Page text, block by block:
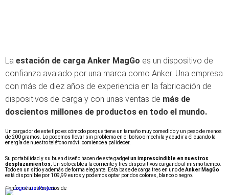
La estación de carga Anker MagGo es un dispositivo de
confianza avalado por una marca como Anker. Una empresa
con más de diez años de experiencia en la fabricación de
dispositivos de carga y con unas ventas de más de
doscientos millones de productos en todo el mundo.
Un cargador de este tipo es cómodo porque tiene un tamaño muy comedido y un peso de menos
de 200 gramos. Lo podemos llevar sin problema en el bolso o mochila y acudir a él cuando la
energía de nuestro teléfono móvil comience a palidecer.
Su portabilidad y su buen diseño hacen de este gadgetun imprescindible en nuestros
desplazamientos. Un solo cable a la corriente y tres dispositivos cargando al mismo tiempo.
Todo en un sitio y además de forma elegante. Esta base de carga tres en uno deAnker MagGo
está disponible por 109,99 euros y podemos optar por dos colores, blanco o negro.
Conforme a los criterios de